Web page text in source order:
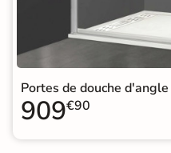
Portes de douche
909€90